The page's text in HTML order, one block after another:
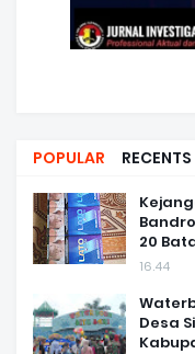
POPULAR RECENTS
20
16.44
Desa